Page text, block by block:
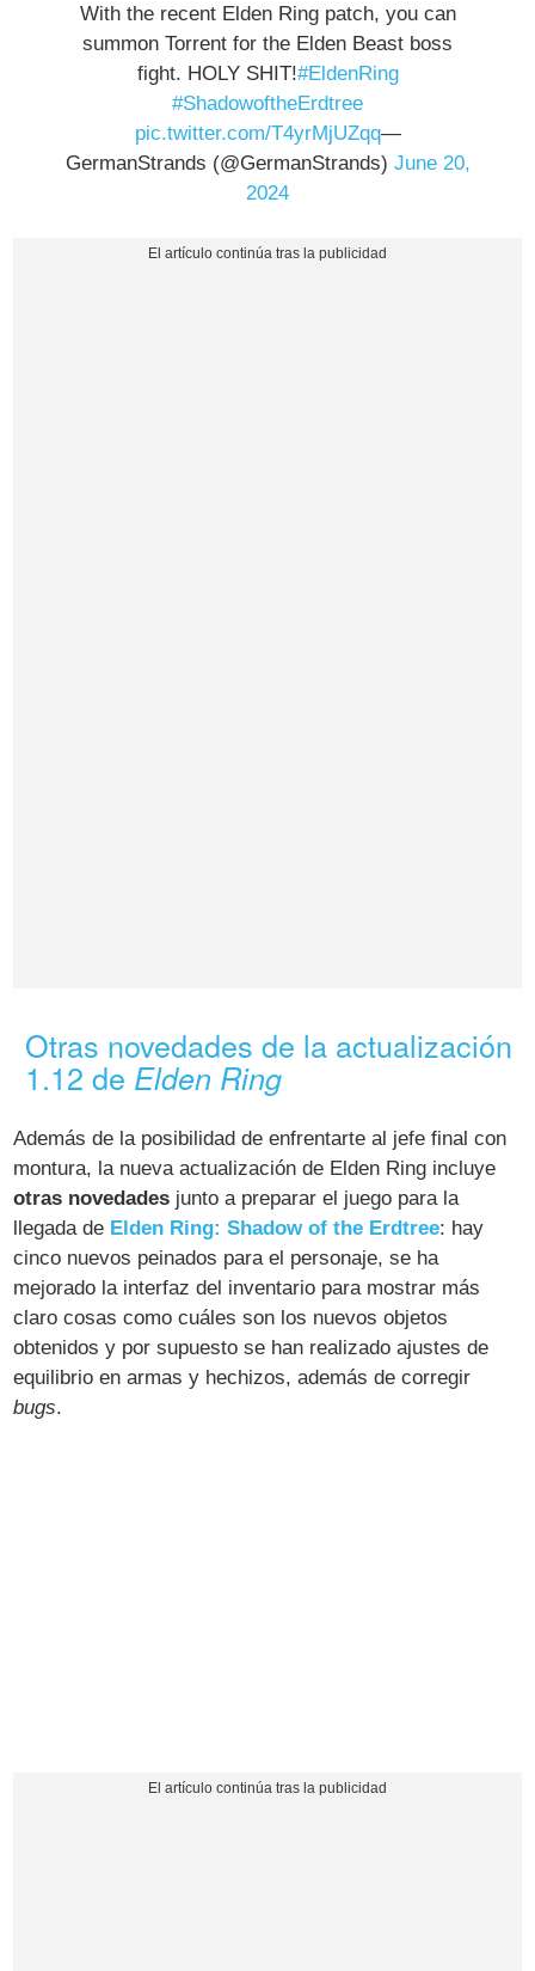
With the recent Elden Ring patch, you can
summon Torrent for the Elden Beast boss
fight. HOLY SHIT!#EldenRing
#ShadowoftheErdtree
pic.twitter.com/T4yrMjUZqq—
GermanStrands (@GermanStrands) June 20,
2024
Otras novedades de la actualización
1.12 de Elden Ring
Además de la posibilidad de enfrentarte al jefe final con
montura, la nueva actualización de Elden Ring incluye
otras novedades junto a preparar el juego para la
llegada de Elden Ring: Shadow of the Erdtree: hay
cinco nuevos peinados para el personaje, se ha
mejorado la interfaz del inventario para mostrar más
claro cosas como cuáles son los nuevos objetos
obtenidos y por supuesto se han realizado ajustes de
equilibrio en armas y hechizos, además de corregir
bugs.